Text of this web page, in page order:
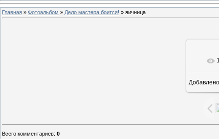
Главная » Фотоальбом » Дело мастера боится! » яичница
Добавлено
Всего комментариев: 0